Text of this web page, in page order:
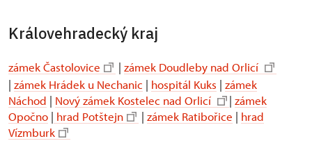
Královehradecký kraj
zámek Častolovice | zámek Doudleby nad Orlicí
| zámek Hrádek u Nechanic | hospitál Kuks | zámek
Náchod | Nový zámek Kostelec nad Orlicí | zámek
Opočno | hrad Potštejn | zámek Ratibořice | hrad
Vízmburk